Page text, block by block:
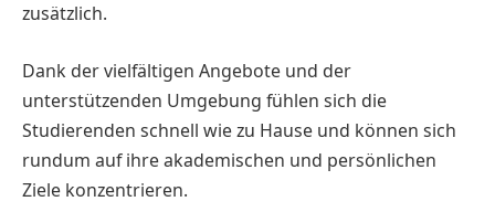
zusätzlich.
Dank der vielfältigen Angebote und der
unterstützenden Umgebung fühlen sich die
Studierenden schnell wie zu Hause und können sich
rundum auf ihre akademischen und persönlichen
Ziele konzentrieren.